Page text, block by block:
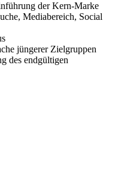
der Kern-Marke
Mediabereich, Social
jüngerer Zielgruppen
des endgültigen